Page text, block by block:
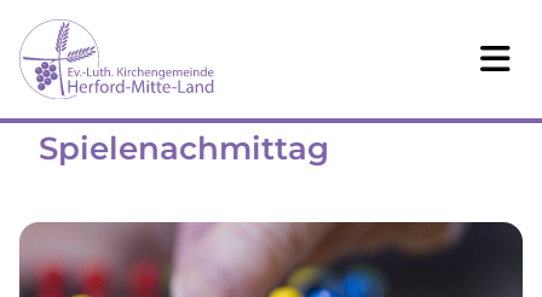
Spielenachmittag